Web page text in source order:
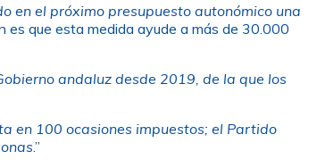
en el próximo presupuesto autonómico una
es que esta medida ayude a más de 30.000
andaluz desde 2019, de la que los
en 100 ocasiones impuestos; el Partido
.”